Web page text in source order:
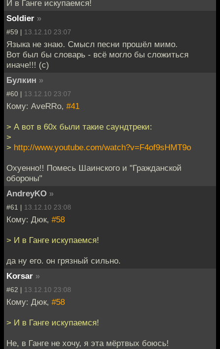
И в Ганге искупаемся!
Soldier »
#59 | 13.12.10 23:07
Языка не знаю. Смысл песни прошёл мимо.
Вот был бы словарь - всё могло бы сложиться
иначе!!! (с)
Булкин »
#60 | 13.12.10 23:07
Кому: AveRRo, #41
> А вот в 60х были такие саундтреки:
>
> http://www.youtube.com/watch?v=F4of9sHMT9o
Охуенно!! Помесь Шаинского и "Гражданской
обороны"
AndreyKO »
#61 | 13.12.10 23:08
Кому: Дюк, #58
> И в Ганге искупаемся!
да ну его. он грязный сильно.
Korsar »
#62 | 13.12.10 23:08
Кому: Дюк, #58
> И в Ганге искупаемся!
Не, в Ганге не хочу, я эта мёртвых боюсь!